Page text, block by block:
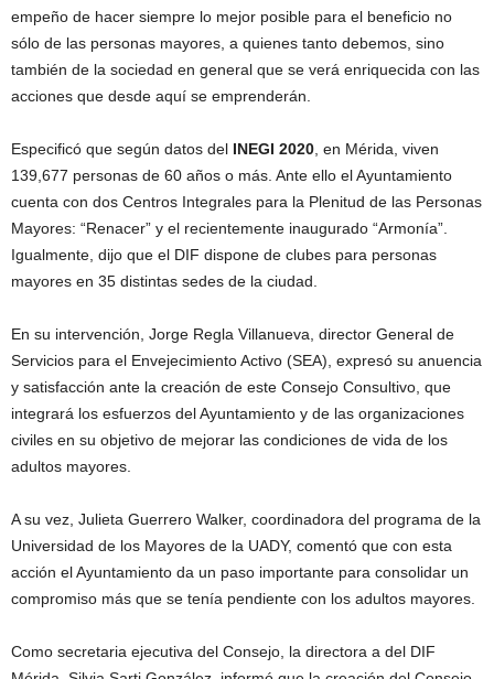
empeño de hacer siempre lo mejor posible para el beneficio no
sólo de las personas mayores, a quienes tanto debemos, sino
también de la sociedad en general que se verá enriquecida con las
acciones que desde aquí se emprenderán.
Especificó que según datos del INEGI 2020 , en Mérida, viven
139,677 personas de 60 años o más. Ante ello el Ayuntamiento
cuenta con dos Centros Integrales para la Plenitud de las Personas
Mayores: “Renacer” y el recientemente inaugurado “Armonía”.
Igualmente, dijo que el DIF dispone de clubes para personas
mayores en 35 distintas sedes de la ciudad.
En su intervención, Jorge Regla Villanueva, director General de
Servicios para el Envejecimiento Activo (SEA), expresó su anuencia
y satisfacción ante la creación de este Consejo Consultivo, que
integrará los esfuerzos del Ayuntamiento y de las organizaciones
civiles en su objetivo de mejorar las condiciones de vida de los
adultos mayores.
A su vez, Julieta Guerrero Walker, coordinadora del programa de la
Universidad de los Mayores de la UADY, comentó que con esta
acción el Ayuntamiento da un paso importante para consolidar un
compromiso más que se tenía pendiente con los adultos mayores.
Como secretaria ejecutiva del Consejo, la directora a del DIF